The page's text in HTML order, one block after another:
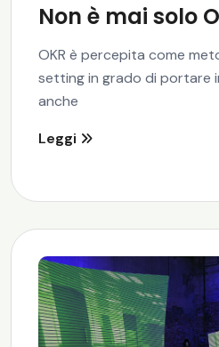
Non è mai solo
OKR è percepita come
setting in grado di portare
anche
Leggi